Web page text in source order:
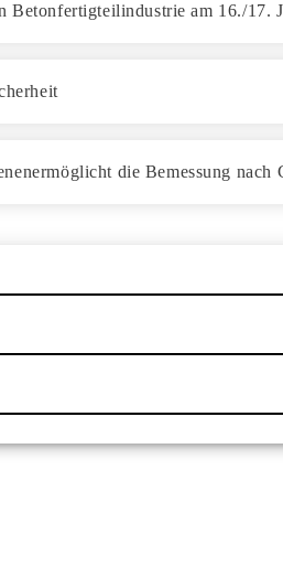
Betonfertigteilindustrie am 16./17.
die Bemessung nach